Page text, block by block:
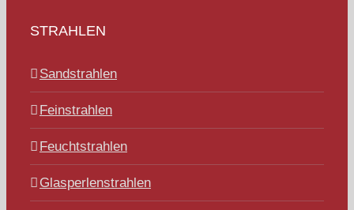
STRAHLEN
Sandstrahlen
Feinstrahlen
Feuchtstrahlen
Glasperlenstrahlen